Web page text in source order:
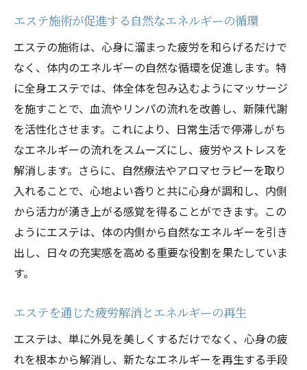
エステ施術が促進する自然なエネルギーの循環
エステの施術は、心身に溜まった疲労を和らげるだけで
なく、体内のエネルギーの自然な循環を促進します。特
に全身エステでは、体全体を包み込むようにマッサージ
を施すことで、血流やリンパの流れを改善し、新陳代謝
を活性化させます。これにより、日常生活で停滞しがち
なエネルギーの流れをスムーズにし、疲労やストレスを
解消します。さらに、自然療法やアロマセラピーを取り
入れることで、心地よい香りと共に心身が調和し、内側
から活力が湧き上がる感覚を得ることができます。この
ようにエステは、体の内側から自然なエネルギーを引き
出し、日々の充実感を高める重要な役割を果たしていま
す。
エステを通じた疲労解消とエネルギーの再生
エステは、単に外見を美しくするだけでなく、心身の疲
れを根本から解消し、新たなエネルギーを再生する手段